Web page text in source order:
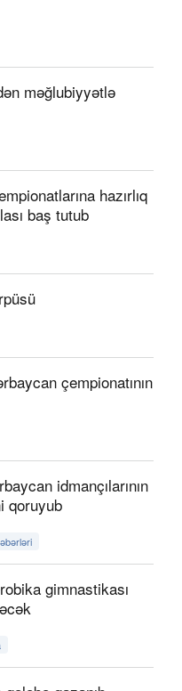
məğlubiyyətlə
hazırlıq
baş tutub
çempionatının
idmançılarının
qoruyub
gimnastikası